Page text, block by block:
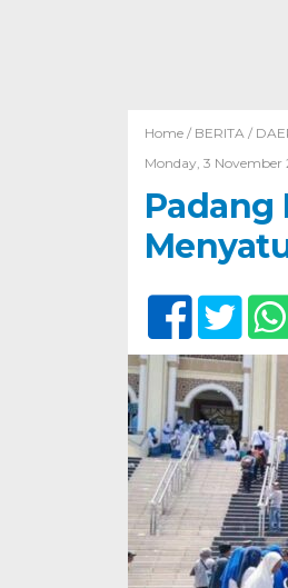
Home / BERITA/
Monday, 3 November
Padang